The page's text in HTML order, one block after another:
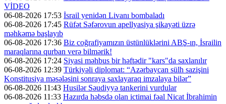
VİDEO
06-08-2026 17:53 İsrail yenidən Livanı bombaladı
06-08-2026 17:45 Rüfət Səfərovun apellyasiya şikayəti üzrə
məhkəmə başlayıb
06-08-2026 17:36 Biz coğrafiyamızın üstünlüklərini ABŞ-ın, İsrailin
maraqlarına qurban verə bilmərik!
06-08-2026 17:24 Siyasi məhbus bir həftədir "kars"da saxlanılır
06-08-2026 12:39 Türkiyəli diplomat: “Azərbaycan sülh sazişini
Konstitusiya məsələsini sonraya saxlayaraq imzalaya bilər”
06-08-2026 11:43 Husilər Səudiyyə tankerini vurdular
06-08-2026 11:33 Hazırda həbsdə olan ictimai fəal Nicat İbrahimin